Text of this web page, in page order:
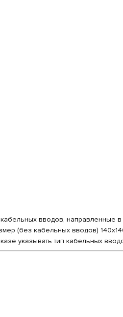
вводов, направленные
(без кабельных вводов)
указывать тип кабельных